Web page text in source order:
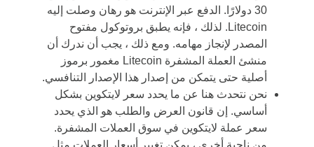
30 دولارًا. الدفع عبر الإنترنت هو رهان وصلت إليه
Litecoin. لذلك ، فإنه يطبق بروتوكول مفتوح
المصدر لإنجاز مهامه. ومع ذلك ، يجب أن ندرك أن
منشئ العملة المشفرة Litecoin مغمور برموز
أصلية حتى يتمكن من إصدار هذا الإصدار التنافسي.
نحن نتحدث هنا عن ما يحدد سعر لايتكوين بشكل
أساسي. إن قانون العرض والطلب هو الذي يحدد
سعر عملة لايتكوين في سوق العملات المشفرة.
من ناحية أخرى ، يمكن تغيير أسعار العملات مثل